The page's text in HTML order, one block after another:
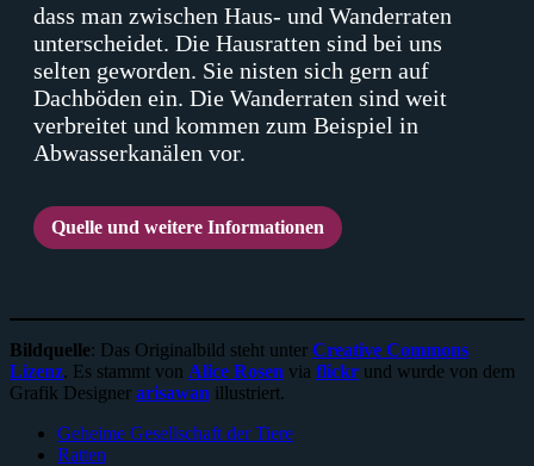
dass man zwischen Haus- und Wanderraten
unterscheidet. Die Hausratten sind bei uns
selten geworden. Sie nisten sich gern auf
Dachböden ein. Die Wanderraten sind weit
verbreitet und kommen zum Beispiel in
Abwasserkanälen vor.
Quelle und weitere Informationen
Bildquelle: Das Originalbild steht unter Creative Commons
Lizenz. Es stammt von Alice Rosen via flickr und wurde von dem
Grafik Designer arisawan illustriert.
Geheime Gesellschaft der Tiere
Ratten